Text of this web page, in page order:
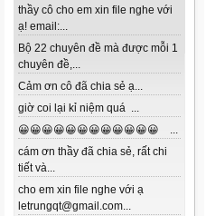
thầy cô cho em xin file nghe với
ạ! email:...
Bộ 22 chuyên đề mà được mỗi 1
chuyên đề,...
Cảm ơn cô đã chia sẻ ạ...
giờ coi lại kỉ niệm quá ...
😀😀😀😀😀😀😀😀😀😀😀😀 ...
cám ơn thầy đã chia sẻ, rất chi
tiết và...
cho em xin file nghe với ạ
letrungqt@gmail.com...